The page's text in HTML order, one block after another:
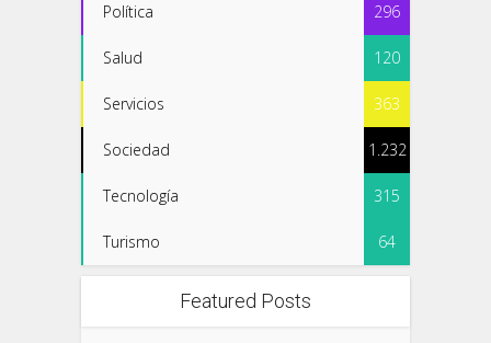
Política 296
Salud 120
Servicios 363
Sociedad 1.232
Tecnología 315
Turismo 64
Featured Posts